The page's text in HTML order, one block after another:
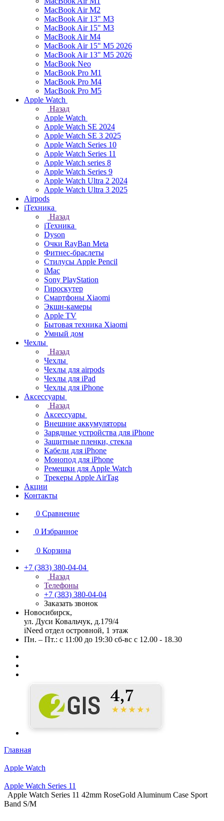
MacBook Air M2
MacBook Air 13" M3
MacBook Air 15" M3
MacBook Air M4
MacBook Air 15" М5 2026
MacBook Air 13" М5 2026
MacBook Neo
MacBook Pro M1
MacBook Pro M4
MacBook Pro M5
Apple Watch
Назад
Apple Watch
Apple Watch SE 2024
Apple Watch SE 3 2025
Apple Watch Series 10
Apple Watch Series 11
Apple Watch series 8
Apple Watch Series 9
Apple Watch Ultra 2 2024
Apple Watch Ultra 3 2025
Airpods
iТехника
Назад
iТехника
Dyson
Очки RayBan Meta
Фитнес-браслеты
Стилусы Apple Pencil
iMac
Sony PlayStation
Гироскутер
Смартфоны Xiaomi
Экшн-камеры
Apple TV
Бытовая техника Xiaomi
Умный дом
Чехлы
Назад
Чехлы
Чехлы для airpods
Чехлы для iPad
Чехлы для iPhone
Аксессуары
Назад
Аксессуары
Внешние аккумуляторы
Зарядные устройства для iPhone
Защитные пленки, стекла
Кабели для iPhone
Монопод для iPhone
Ремешки для Apple Watch
Трекеры Apple AirTag
Акции
Контакты
0 Сравнение
0 Избранное
0 Корзина
+7 (383) 380-04-04
Назад
Телефоны
+7 (383) 380-04-04
Заказать звонок
Новосибирск,
ул. Дуси Ковальчук, д.179/4
iNeed отдел островной, 1 этаж
Пн. – Пт.: с 11:00 до 19:30 сб-вс с 12.00 - 18.30
Главная
Apple Watch
Apple Watch Series 11
Apple Watch Series 11 42mm RoseGold Aluminum Case Sport
Band S/M